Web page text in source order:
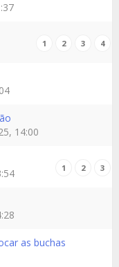
1 2 3 4
14:00
1 2 3
as buchas